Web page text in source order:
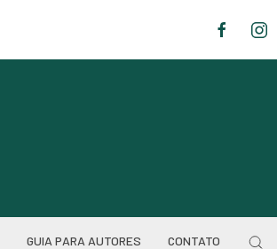
GUIA PARA AUTORES CONTATO